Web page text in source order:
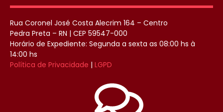
Rua Coronel José Costa Alecrim 164 – Centro
Pedra Preta – RN | CEP 59547-000
Horário de Expediente: Segunda a sexta as 08:00 hs à
14:00 hs
Política de Privacidade | LGPD